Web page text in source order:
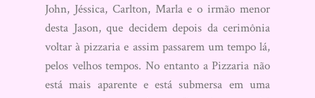
John, Jéssica, Carlton, Marla e o irmão menor
desta Jason, que decidem depois da cerimônia
voltar à pizzaria e assim passarem um tempo lá,
pelos velhos tempos. No entanto a Pizzaria não
está mais aparente e está submersa em uma